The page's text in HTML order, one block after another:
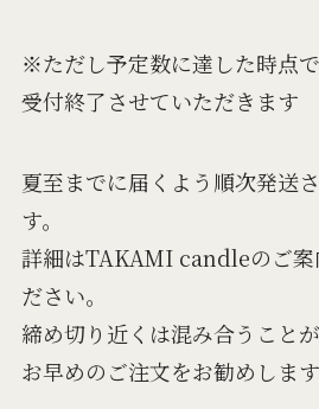
※ただし予定数に達した時点
受付終了させていただきます
夏至までに届くよう順次発送
す。
詳細はTAKAMI candleのご案
ださい。
締め切り近くは混み合うこと
お早めのご注文をお勧めします